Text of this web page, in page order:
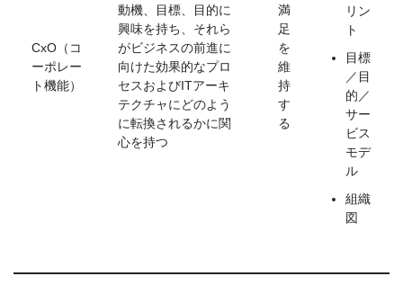
CxO（コ
ーポレー
ト機能）
動機、目標、目的に
興味を持ち、それら
がビジネスの前進に
向けた効果的なプロ
セスおよびITアーキ
テクチャにどのよう
に転換されるかに関
心を持つ
満
足
を
維
持
す
る
リン
ト
目標
／目
的／
サー
ビス
モデ
ル
組織
図